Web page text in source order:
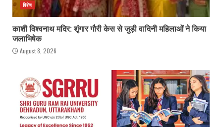
विशेष
काशी विश्वनाथ मदिर: शृंगार गौरी केस से जुड़ी वादिनी महिलाओं ने किया
जलाभिषेक
August 8, 2026